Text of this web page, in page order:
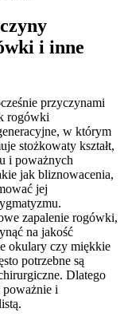
i inne
przyczynami
rogówki
w którym
stożkowaty kształt,
i poważnych
jak bliznowacenia,
jej
zapalenie rogówki,
na jakość
okulary czy miękkie
potrzebne są
Dlatego
i